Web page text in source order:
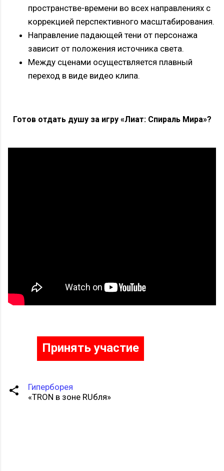
пространстве-времени во всех направлениях с
коррекцией перспективного масштабирования.
Направление падающей тени от персонажа
зависит от положения источника света.
Между сценами осуществляется плавный
переход в виде видео клипа.
Готов отдать душу за игру «Лиат: Спираль Мира»?
Принять участие
Гиперборея
«TRON в зоне RUбля»